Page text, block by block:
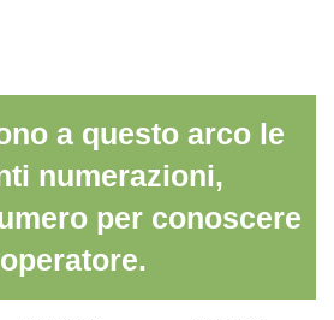
a questo arco le
numerazioni,
per conoscere